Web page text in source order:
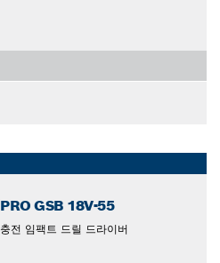
PRO GSB 18V-55
충전 임팩트 드릴 드라이버